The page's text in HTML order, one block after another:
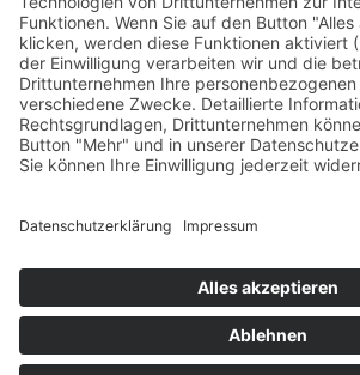
Mehr zum Thema